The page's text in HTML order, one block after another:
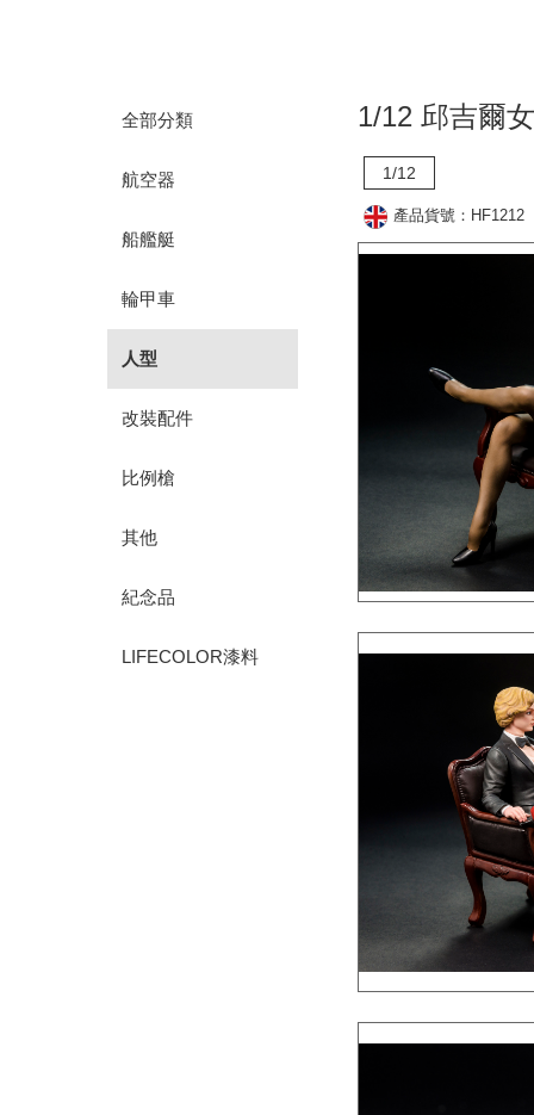
全部分類
航空器
船艦艇
輪甲車
人型
改裝配件
比例槍
其他
紀念品
LIFECOLOR漆料
1/12 邱吉爾
1/12
產品貨號：HF1212